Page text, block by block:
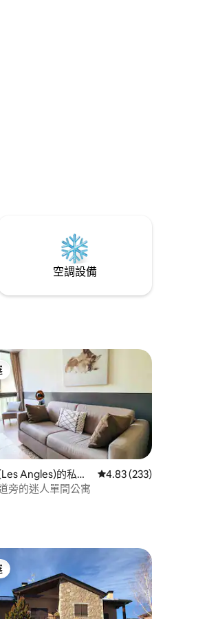
空調設備
的平均評分（滿分 5 分）
Angles)的私有
從 233 則評價中獲得
4.83 (233)
旁的迷人單間公寓